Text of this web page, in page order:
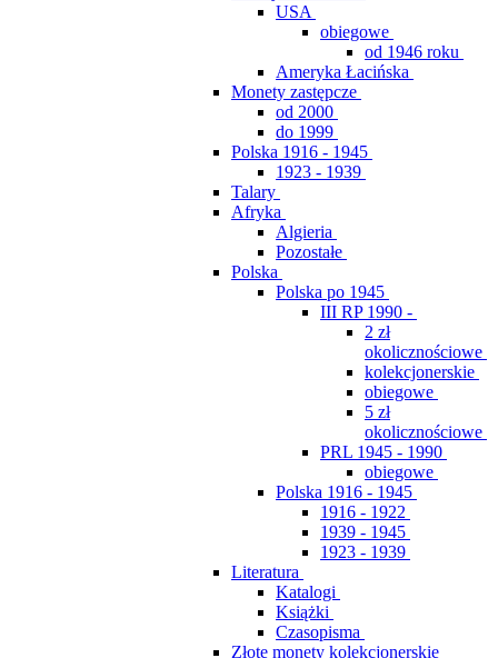
USA
obiegowe
od 1946 roku
Ameryka Łacińska
Monety zastępcze
od 2000
do 1999
Polska 1916 - 1945
1923 - 1939
Talary
Afryka
Algieria
Pozostałe
Polska
Polska po 1945
III RP 1990 -
2 zł
okolicznościowe
kolekcjonerskie
obiegowe
5 zł
okolicznościowe
PRL 1945 - 1990
obiegowe
Polska 1916 - 1945
1916 - 1922
1939 - 1945
1923 - 1939
Literatura
Katalogi
Książki
Czasopisma
Złote monety kolekcjonerskie